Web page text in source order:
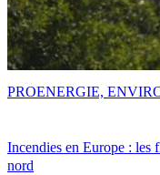
Incendies en Europe : les
nord
PROENERGIE,